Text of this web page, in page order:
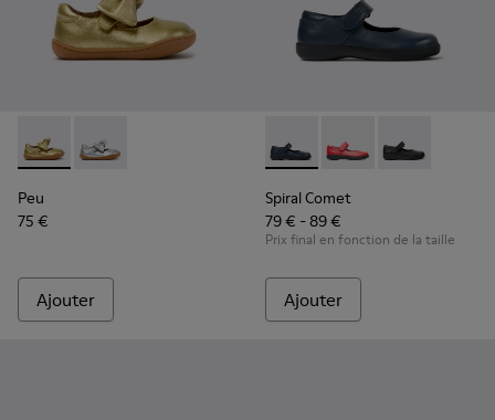
Peu - K800700-002 - Chaussures en cuir jaunes pour
Peu - K800700-001 - Chaussures en cuir gris pour
Peu
75 €
Ajouter
Spiral Comet - 80356-031 -
Spiral Comet -
Spiral Comet
Spiral Comet
79 € - 89 €
Prix final en fonction de la taille
Ajouter